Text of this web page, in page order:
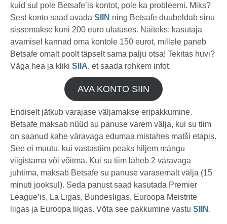
kuid sul pole Betsafe’is kontot, pole ka probleemi. Miks?
Sest konto saad avada SIIN ning Betsafe duubeldab sinu
sissemakse kuni 200 euro ulatuses. Näiteks: kasutaja
avamisel kannad oma kontole 150 eurot, millele paneb
Betsafe omalt poolt täpselt sama palju otsa! Tekitas huvi?
Väga hea ja kliki SIIA, et saada rohkem infot.
AVA KONTO SIIN
Endiselt jätkub varajase väljamakse eripakkumine.
Betsafe maksab nüüd su panuse varem välja, kui su tiim
on saanud kahe väravaga edumaa mistahes matši etapis.
See ei muutu, kui vastastiim peaks hiljem mängu
viigistama või võitma. Kui su tiim läheb 2 väravaga
juhtima, maksab Betsafe su panuse varasemalt välja (15
minuti jooksul). Seda panust saad kasutada Premier
League’is, La Ligas, Bundesligas, Euroopa Meistrite
liigas ja Euroopa liigas. Võta see pakkumine vastu SIIN .